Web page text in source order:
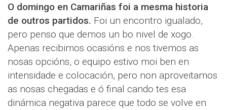
O domingo en Camariñas foi a mesma historia
de outros partidos. Foi un encontro igualado,
pero penso que demos un bo nivel de xogo.
Apenas recibimos ocasións e nos tivemos as
nosas opcións, o equipo estivo moi ben en
intensidade e colocación, pero non aproveitamos
as nosas chegadas e ó final cando tes esa
dinámica negativa parece que todo se volve en